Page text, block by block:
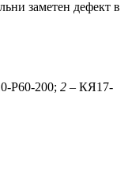
заметен дефект в
Р60-200; 2 – КЯ17-